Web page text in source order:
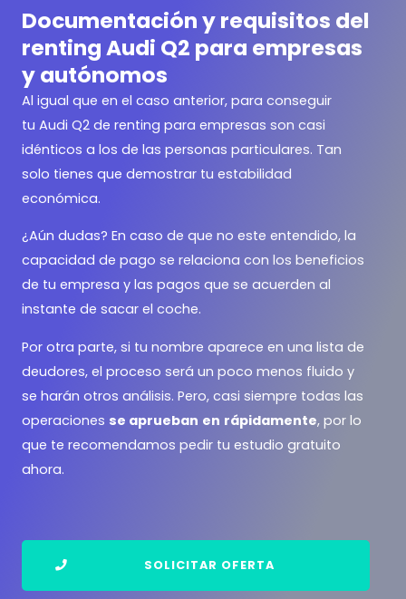
Documentación y requisitos del
renting Audi Q2 para empresas
y autónomos
Al igual que en el caso anterior, para conseguir
tu Audi Q2 de renting para empresas son casi
idénticos a los de las personas particulares. Tan
solo tienes que demostrar tu estabilidad
económica.
¿Aún dudas? En caso de que no este entendido, la
capacidad de pago se relaciona con los beneficios
de tu empresa y las pagos que se acuerden al
instante de sacar el coche.
Por otra parte, si tu nombre aparece en una lista de
deudores, el proceso será un poco menos fluido y
se harán otros análisis. Pero, casi siempre todas las
operaciones se aprueban en rápidamente, por lo
que te recomendamos pedir tu estudio gratuito
ahora.
SOLICITAR OFERTA